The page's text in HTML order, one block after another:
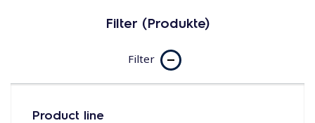
Filter (Produkte)
Filter
Product line